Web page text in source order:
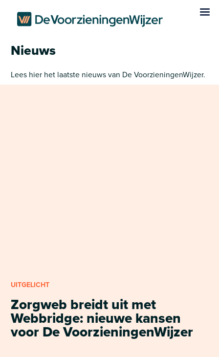
Nieuws
Lees hier het laatste nieuws van De VoorzieningenWijzer.
UITGELICHT
Zorgweb breidt uit met
Webbridge: nieuwe kansen
voor De VoorzieningenWijzer